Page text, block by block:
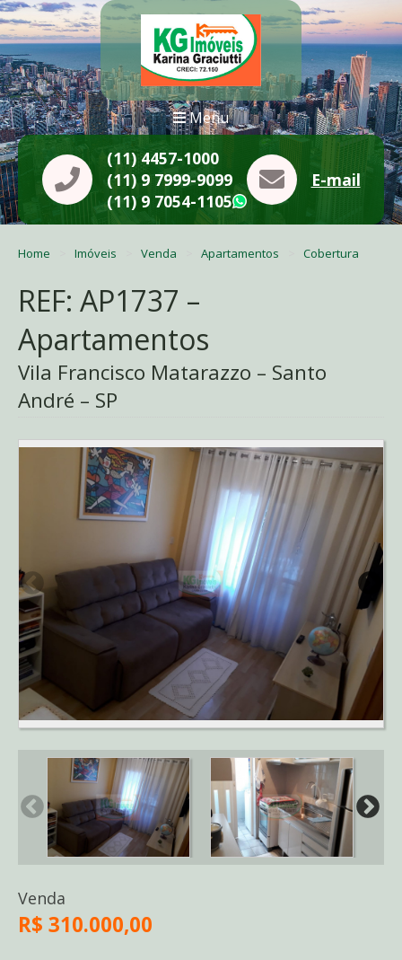
Menu
(11) 4457-1000
(11) 9 7999-9099
(11) 9 7054-1105
WhatsApp
E-mail
Home Imóveis Venda Apartamentos Cobertura
REF: AP1737 –
Apartamentos
Vila Francisco Matarazzo – Santo
André – SP
Venda
R$ 310.000,00